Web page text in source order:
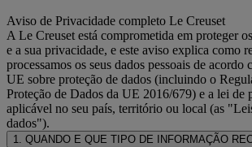
Aviso de Privacidade completo Le Creuset
A Le Creuset está comprometida em proteger
e a sua privacidade, e este aviso explica como
processamos os seus dados pessoais de acordo
UE sobre proteção de dados (incluindo o
Proteção de Dados da UE 2016/679) e a lei de
aplicável no seu país, território ou local (as
dados").
1. QUANDO E QUE TIPO DE INFORMAÇÃO